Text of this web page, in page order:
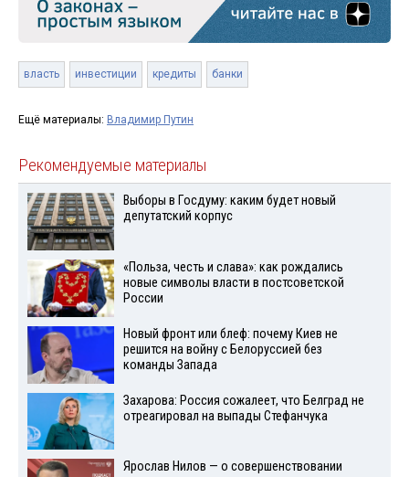
власть инвестиции кредиты банки
Ещё материалы: Владимир Путин
Рекомендуемые материалы
Выборы в Госдуму: каким будет новый
депутатский корпус
«Польза, честь и слава»: как рождались
новые символы власти в постсоветской
России
Новый фронт или блеф: почему Киев не
решится на войну с Белоруссией без
команды Запада
Захарова: Россия сожалеет, что Белград не
отреагировал на выпады Стефанчука
Ярослав Нилов — о совершенствовании